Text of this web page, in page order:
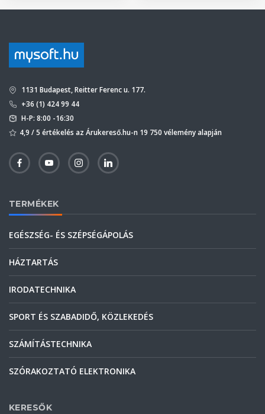
1131 Budapest, Reitter Ferenc u. 177.
+36 (1) 424 99 44
H-P: 8:00 -16:30
4,9 / 5 értékelés az Árukereső.hu-n 19 750 vélemény alapján
TERMÉKEK
EGÉSZSÉG- ÉS SZÉPSÉGÁPOLÁS
HÁZTARTÁS
IRODATECHNIKA
SPORT ÉS SZABADIDŐ, KÖZLEKEDÉS
SZÁMÍTÁSTECHNIKA
SZÓRAKOZTATÓ ELEKTRONIKA
KERESŐK